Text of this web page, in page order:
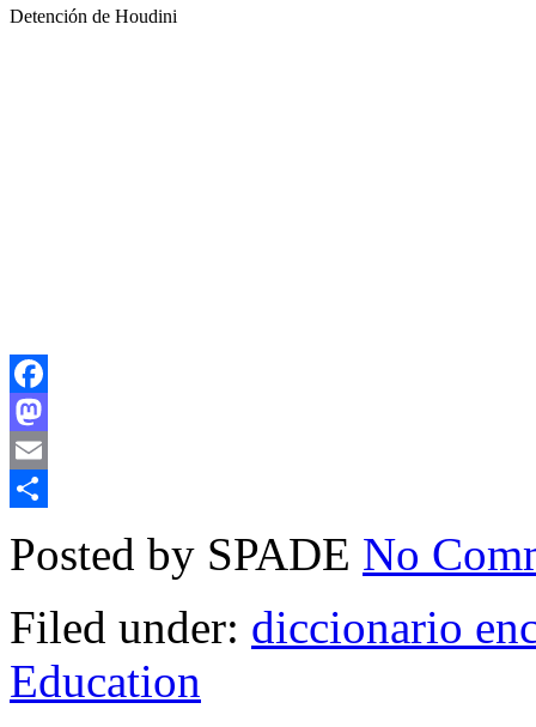
Detención de Houdini
Facebook
Mastodon
Email
Posted by SPADE No
Filed under: diccionario
Education